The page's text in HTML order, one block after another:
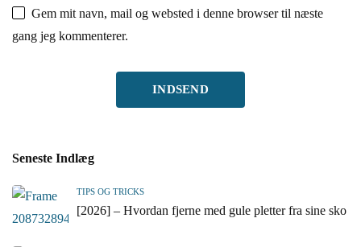
Gem mit navn, mail og websted i denne browser til næste
gang jeg kommenterer.
Seneste Indlæg
TIPS OG TRICKS
[2026] – Hvordan fjerne med gule pletter fra sine sko